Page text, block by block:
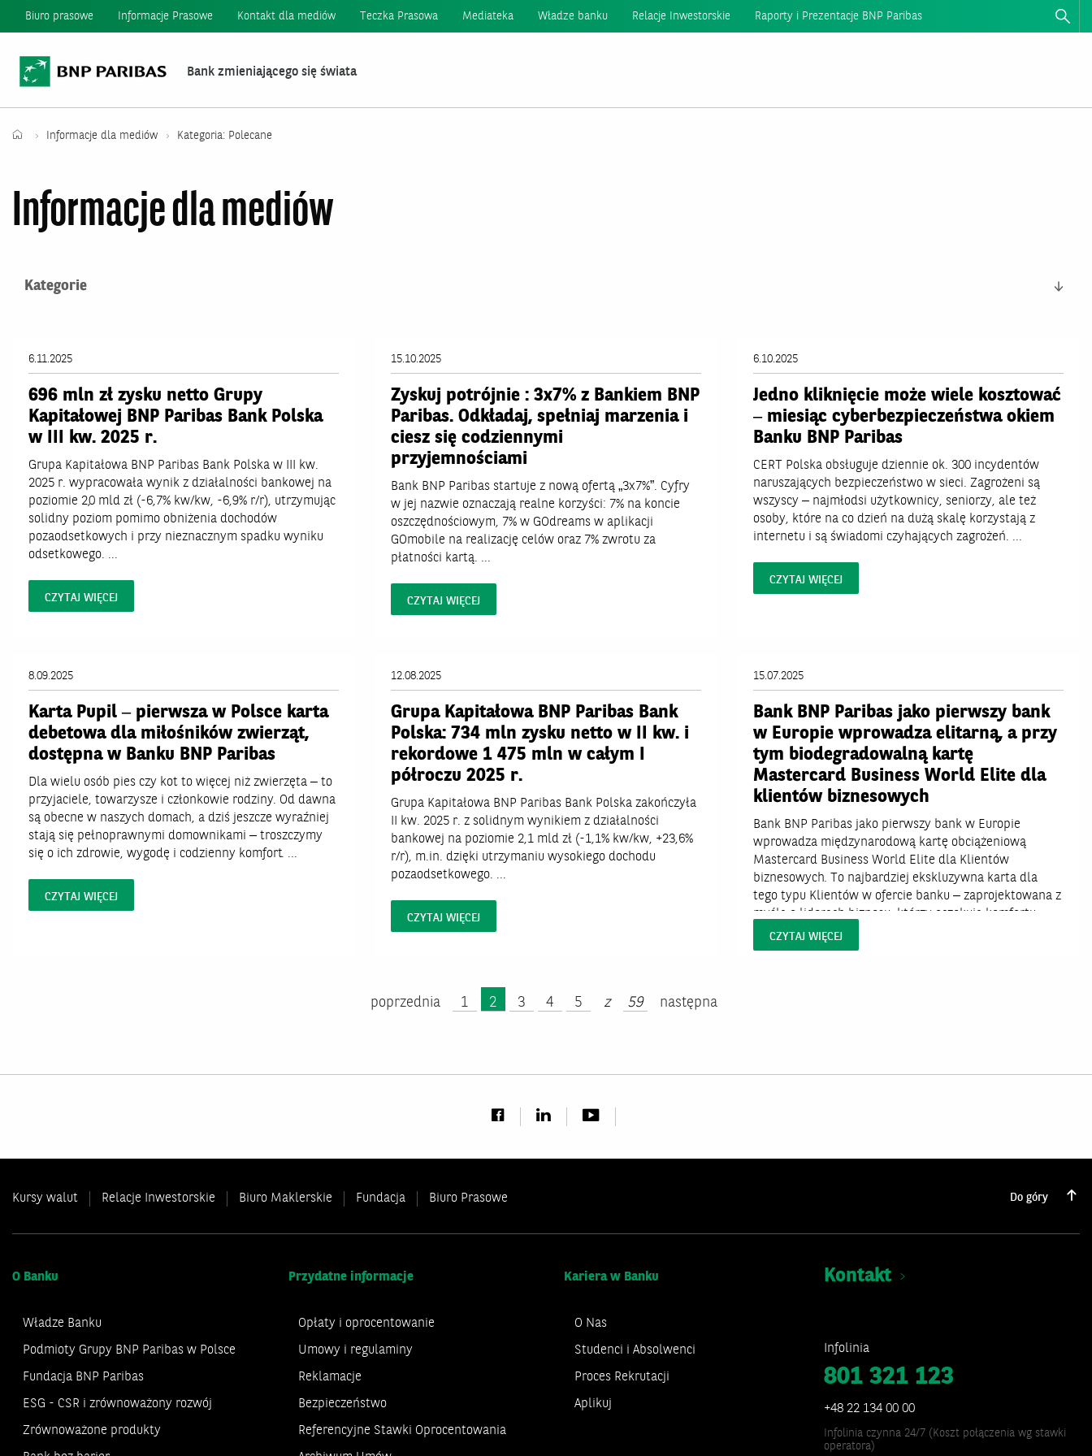
Biuro prasowe Informacje Prasowe Kontakt dla mediów Teczka Prasowa Mediateka Władze banku Relacje Inwestorskie Raporty i Prezentacje BNP Paribas
Bank zmieniającego się świata
Informacje dla mediów Kategoria: Polecane
Informacje dla mediów
Kategorie
Wyniki finansowe
Komunikaty produktowe
Komunikaty Grupy BNP Paribas
Polecane
ESG-CSR i zrównoważony rozwój
Agro Hub
6.11.2025
696 mln zł zysku netto Grupy
Kapitałowej BNP Paribas Bank Polska
w III kw. 2025 r.
Grupa Kapitałowa BNP Paribas Bank Polska w III kw.
2025 r. wypracowała wynik z działalności bankowej na
poziomie 2,0 mld zł (-6,7% kw/kw, -6,9% r/r), utrzymując
solidny poziom pomimo obniżenia dochodów
pozaodsetkowych i przy nieznacznym spadku wyniku
odsetkowego. ...
CZYTAJ WIĘCEJ
15.10.2025
Zyskuj potrójnie : 3x7% z Bankiem BNP
Paribas. Odkładaj, spełniaj marzenia i
ciesz się codziennymi
przyjemnościami
Bank BNP Paribas startuje z nową ofertą „3x7%”. Cyfry
w jej nazwie oznaczają realne korzyści: 7% na koncie
oszczędnościowym, 7% w GOdreams w aplikacji
GOmobile na realizację celów oraz 7% zwrotu za
płatności kartą. ...
CZYTAJ WIĘCEJ
6.10.2025
Jedno kliknięcie może wiele kosztować
– miesiąc cyberbezpieczeństwa okiem
Banku BNP Paribas
CERT Polska obsługuje dziennie ok. 300 incydentów
naruszających bezpieczeństwo w sieci. Zagrożeni są
wszyscy – najmłodsi użytkownicy, seniorzy, ale też
osoby, które na co dzień na dużą skalę korzystają z
internetu i są świadomi czyhających zagrożeń. ...
CZYTAJ WIĘCEJ
8.09.2025
Karta Pupil – pierwsza w Polsce karta
debetowa dla miłośników zwierząt,
dostępna w Banku BNP Paribas
Dla wielu osób pies czy kot to więcej niż zwierzęta – to
przyjaciele, towarzysze i członkowie rodziny. Od dawna
są obecne w naszych domach, a dziś jeszcze wyraźniej
stają się pełnoprawnymi domownikami – troszczymy
się o ich zdrowie, wygodę i codzienny komfort. ...
CZYTAJ WIĘCEJ
12.08.2025
Grupa Kapitałowa BNP Paribas Bank
Polska: 734 mln zysku netto w II kw. i
rekordowe 1 475 mln w całym I
półroczu 2025 r.
Grupa Kapitałowa BNP Paribas Bank Polska zakończyła
II kw. 2025 r. z solidnym wynikiem z działalności
bankowej na poziomie 2,1 mld zł (-1,1% kw/kw, +23,6%
r/r), m.in. dzięki utrzymaniu wysokiego dochodu
pozaodsetkowego. ...
CZYTAJ WIĘCEJ
15.07.2025
Bank BNP Paribas jako pierwszy bank
w Europie wprowadza elitarną, a przy
tym biodegradowalną kartę
Mastercard Business World Elite dla
klientów biznesowych
Bank BNP Paribas jako pierwszy bank w Europie
wprowadza międzynarodową kartę obciążeniową
Mastercard Business World Elite dla Klientów
biznesowych. To najbardziej ekskluzywna karta dla
tego typu Klientów w ofercie banku – zaprojektowana z
myślą o liderach biznesu, którzy oczekują komfortu,
funkcjonalności, bezpieczeństwa i dostępu do
wyjątkowych benefitów, a przy tym dbają o...
CZYTAJ WIĘCEJ
poprzednia 1 2 3 4 5 z 59 następna
Kursy walut Relacje Inwestorskie Biuro Maklerskie Fundacja Biuro Prasowe Do góry
Kontakt
Infolinia
801 321 123
+48 22 134 00 00
Infolinia czynna 24/7 (Koszt połączenia wg stawki
operatora)
O Banku
Władze Banku
Podmioty Grupy BNP Paribas w Polsce
Fundacja BNP Paribas
ESG - CSR i zrównoważony rozwój
Zrównoważone produkty
Przydatne informacje
Opłaty i oprocentowanie
Umowy i regulaminy
Reklamacje
Bezpieczeństwo
Referencyjne Stawki Oprocentowania
Kariera w Banku
O Nas
Studenci i Absolwenci
Proces Rekrutacji
Aplikuj